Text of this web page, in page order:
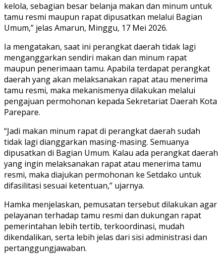
kelola, sebagian besar belanja makan dan minum untuk
tamu resmi maupun rapat dipusatkan melalui Bagian
Umum,” jelas Amarun, Minggu, 17 Mei 2026.
Ia mengatakan, saat ini perangkat daerah tidak lagi
menganggarkan sendiri makan dan minum rapat
maupun penerimaan tamu. Apabila terdapat perangkat
daerah yang akan melaksanakan rapat atau menerima
tamu resmi, maka mekanismenya dilakukan melalui
pengajuan permohonan kepada Sekretariat Daerah Kota
Parepare.
“Jadi makan minum rapat di perangkat daerah sudah
tidak lagi dianggarkan masing-masing. Semuanya
dipusatkan di Bagian Umum. Kalau ada perangkat daerah
yang ingin melaksanakan rapat atau menerima tamu
resmi, maka diajukan permohonan ke Setdako untuk
difasilitasi sesuai ketentuan,” ujarnya.
Hamka menjelaskan, pemusatan tersebut dilakukan agar
pelayanan terhadap tamu resmi dan dukungan rapat
pemerintahan lebih tertib, terkoordinasi, mudah
dikendalikan, serta lebih jelas dari sisi administrasi dan
pertanggungjawaban.